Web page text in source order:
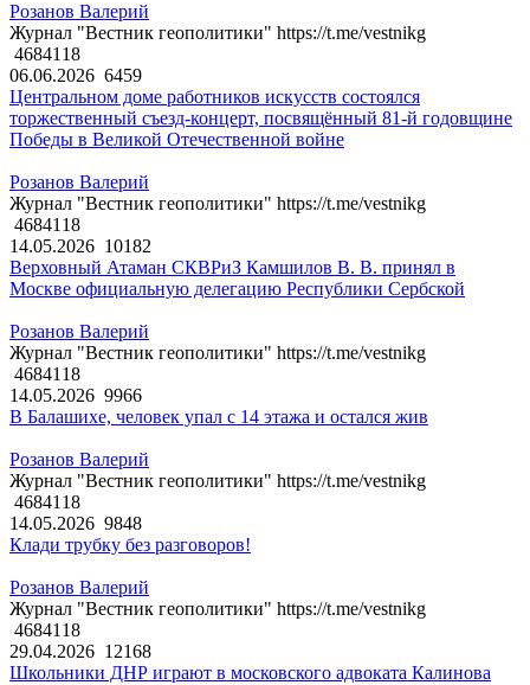
Розанов Валерий
Журнал "Вестник геополитики" https://t.me/vestnikg
4684118
06.06.2026 6459
Центральном доме работников искусств состоялся
торжественный съезд-концерт, посвящённый 81-й годовщине
Победы в Великой Отечественной войне
Розанов Валерий
Журнал "Вестник геополитики" https://t.me/vestnikg
4684118
14.05.2026 10182
Верховный Атаман СКВРиЗ Камшилов В. В. принял в
Москве официальную делегацию Республики Сербской
Розанов Валерий
Журнал "Вестник геополитики" https://t.me/vestnikg
4684118
14.05.2026 9966
В Балашихе, человек упал с 14 этажа и остался жив
Розанов Валерий
Журнал "Вестник геополитики" https://t.me/vestnikg
4684118
14.05.2026 9848
Клади трубку без разговоров!
Розанов Валерий
Журнал "Вестник геополитики" https://t.me/vestnikg
4684118
29.04.2026 12168
Школьники ДНР играют в московского адвоката Калинова